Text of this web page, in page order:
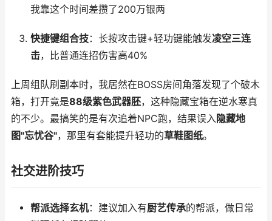
我靠这个时间差攒了200万银两
快捷键组合技：长按攻击键+轻功键能触发凌空三连
击，比普通连招伤害高40%
上周组队刷副本时，我居然在BOSS房间角落发现了个破木
箱，打开竟是88级紫色武器胚，这种隐藏宝箱在逆水寒真
的不少。最搞笑的是有次追着NPC跑，结果误入隐藏地
图"忘忧谷"，那里有套能提升轻功的草鞋图纸。
社交进阶技巧
帮派选择玄机：建议加入有厨艺传承的帮派，做日常